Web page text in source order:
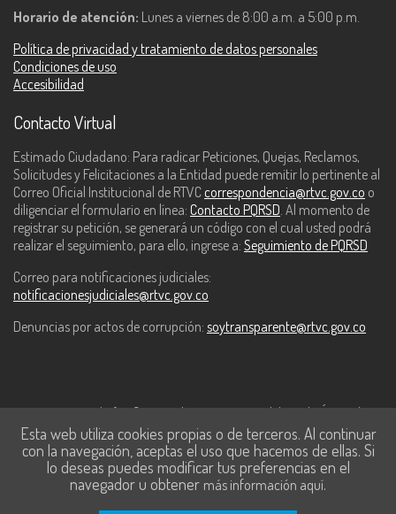
Horario de atención: Lunes a viernes de 8:00 a.m. a 5:00 p.m.
Política de privacidad y tratamiento de datos personales
Condiciones de uso
Accesibilidad
Contacto Virtual
Estimado Ciudadano: Para radicar Peticiones, Quejas, Reclamos,
Solicitudes y Felicitaciones a la Entidad puede remitir lo pertinente al
Correo Oficial Institucional de RTVC correspondencia@rtvc.gov.co o
diligenciar el formulario en línea: Contacto PQRSD. Al momento de
registrar su petición, se generará un código con el cual usted podrá
realizar el seguimiento, para ello, ingrese a: Seguimiento de PQRSD
Correo para notificaciones judiciales:
notificacionesjudiciales@rtvc.gov.co
Denuncias por actos de corrupción: soytransparente@rtvc.gov.co
Este contenido fue financiado con recursos del Fondo Único de
Tecnologías de la Información y las Comunicaciones de MinTic.
Esta web utiliza cookies propias o de terceros. Al continuar
con la navegación, aceptas el uso que hacemos de ellas. Si
lo deseas puedes modificar tus preferencias en el
navegador u obtener más información aquí.